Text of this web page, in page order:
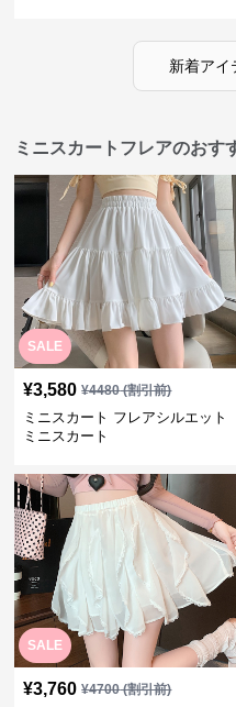
新着アイ
ミニスカートフレアのおす
SALE
¥3,580 ¥4480(割引前)
ミニスカート フレアシルエット
ミニスカート
SALE
¥3,760 ¥4700(割引前)